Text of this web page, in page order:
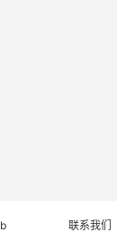
联系我们